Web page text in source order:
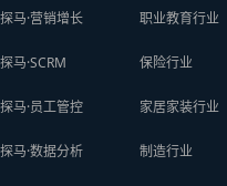
探马·营销增长
探马·SCRM
探马·员工管控
探马·数据分析
职业教育行业
保险行业
家居家装行业
制造行业